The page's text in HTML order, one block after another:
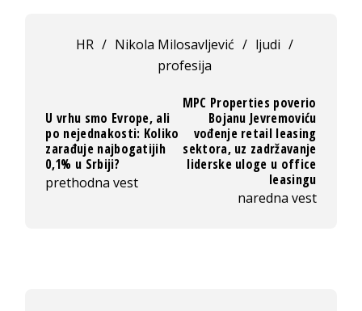
HR / Nikola Milosavljević / ljudi /
profesija
U vrhu smo Evrope, ali
po nejednakosti: Koliko
zarađuje najbogatijih
0,1% u Srbiji?
prethodna vest
MPC Properties poverio
Bojanu Jevremoviću
vođenje retail leasing
sektora, uz zadržavanje
liderske uloge u office
leasingu
naredna vest